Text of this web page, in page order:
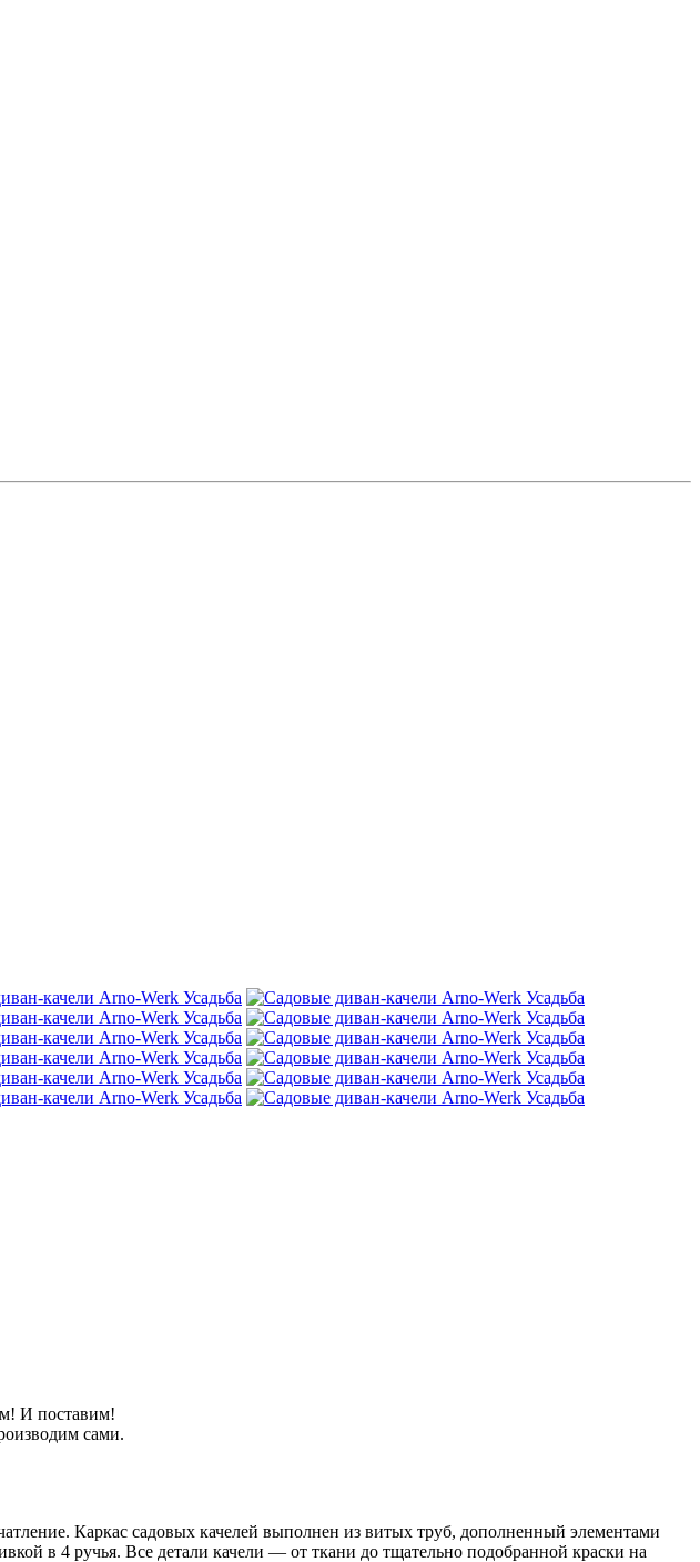
И поставим!
сами.
Каркас садовых качелей выполнен из витых труб, дополненный элементами
в 4 ручья. Все детали качели — от ткани до тщательно подобранной краски на